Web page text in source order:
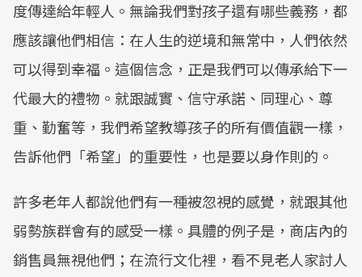
度傳達給年輕人。無論我們對孩子還有哪些義務，都
應該讓他們相信：在人生的逆境和無常中，人們依然
可以得到幸福。這個信念，正是我們可以傳承給下一
代最大的禮物。就跟誠實、信守承諾、同理心、尊
重、勤奮等，我們希望教導孩子的所有價值觀一樣，
告訴他們「希望」的重要性，也是要以身作則的。
許多老年人都說他們有一種被忽視的感覺，就跟其他
弱勢族群會有的感受一樣。具體的例子是，商店內的
銷售員無視他們；在流行文化裡，看不見老人家討人